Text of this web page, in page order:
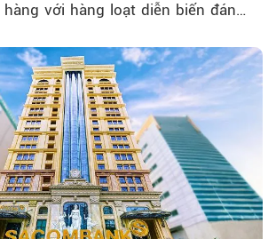
với hàng loạt diễn biến đáng